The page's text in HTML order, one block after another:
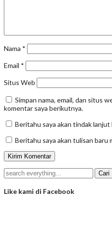
Nama *
Email *
Situs Web
Simpan nama, email, dan situs
komentar saya berikutnya.
Beritahu saya akan tindak
Beritahu saya akan tulisan baru
Like kami di Facebook